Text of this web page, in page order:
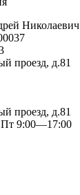
Николаевич
проезд, д.81
проезд, д.81
9:00—17:00